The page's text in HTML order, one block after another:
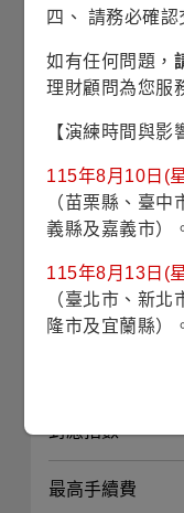
基本資料
股份/級別發行日
基金規模
風險等級
對應指數
最高手續費
四、 請務必確認
如有任何問題，
理財顧問為您服
【演練時間與影
115年8月10日(
（苗栗縣、臺
義縣及嘉義市）
115年8月13日(
（臺北市、新
隆市及宜蘭縣）